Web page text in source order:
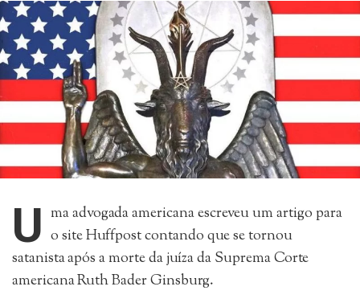
U ma advogada americana escreveu um artigo para
o site Huffpost contando que se tornou
satanista após a morte da juíza da Suprema Corte
americana Ruth Bader Ginsburg.